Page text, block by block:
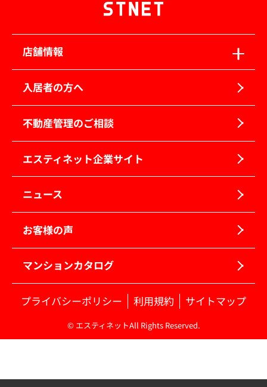
店舗情報
入居者の方へ
不動産管理のご相談
エスティネット企業サイト
ニュース
お客様の声
マンションカタログ
プライバシーポリシー 利用規約 サイトマップ
© エスティネットAll Rights Reserved.